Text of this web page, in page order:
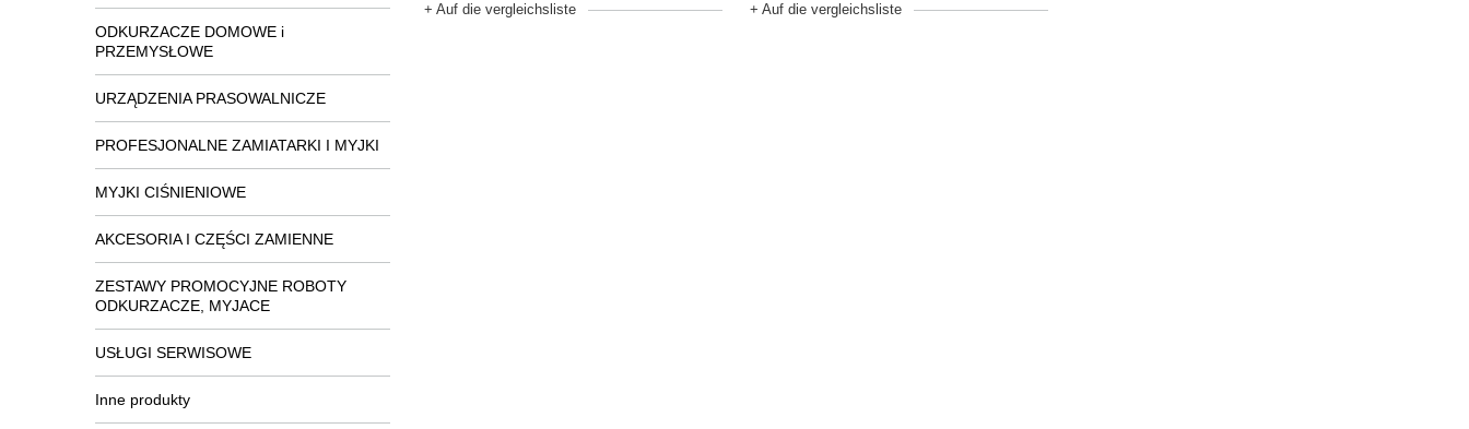
ODKURZACZE DOMOWE i
PRZEMYSŁOWE
URZĄDZENIA PRASOWALNICZE
PROFESJONALNE ZAMIATARKI I MYJKI
MYJKI CIŚNIENIOWE
AKCESORIA I CZĘŚCI ZAMIENNE
ZESTAWY PROMOCYJNE ROBOTY
ODKURZACZE, MYJACE
USŁUGI SERWISOWE
Inne produkty
+ Auf die vergleichsliste + Auf die vergleichsliste